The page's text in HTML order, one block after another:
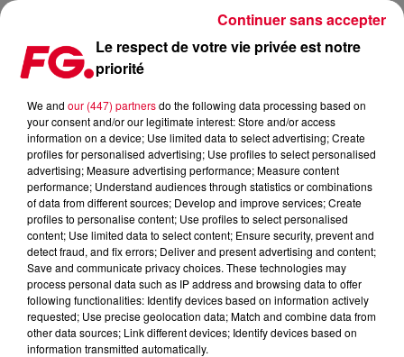
LA PURPLE DOOR DE DJ SNAKE
Publié : 30 octobre 2025 à 17h13
Le respect de votre vie privée est notre
priorité
We and our (447) partnersdo the following data processing based on
your consent and/or our legitimate interest: Store and/or access
information on a device; Use limited data to select advertising; Create
profiles for personalised advertising; Use profiles to select personalised
advertising; Measure advertising performance; Measure content
performance; Understand audiences through statistics or combinations
of data from different sources; Develop and improve services; Create
profiles to personalise content; Use profiles to select personalised
content; Use limited data to select content; Ensure security, prevent and
detect fraud, and fix errors; Deliver and present advertising and content;
Save and communicate privacy choices. These technologies may
process personal data such as IP address and browsing data to offer
following functionalities: Identify devices based on information actively
requested; Use precise geolocation data; Match and combine data from
other data sources; Link different devices; Identify devices based on
information transmitted automatically.
Continuer sans accepter